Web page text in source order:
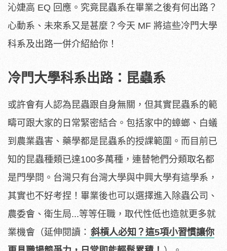
沁婕高 EQ 回應。究竟昆蟲系在畢業之後有何出路？
心動系、未來系又是甚麼？今天 MF 將這些冷門大學
科系及出路一併介紹給你！
冷門大學科系出路：昆蟲系
或許會有人認為昆蟲跟自身無關，但其實昆蟲系的範
疇可跟大家的日常緊密結合。包括家中的蟑螂、白蟻
到農業蟲害、藥學都是昆蟲系的授課範圍。而目前已
知的昆蟲種類已達100多萬種，連替牠們分類取名都
是門學問。台灣只有台灣大學與中興大學有這學系，
其實也不好考捏！畢業後也可以選擇進入除蟲公司、
農委會、衛生局...等等任職，取代性低也造就更多就
業機會（延伸閱讀： 斜槓人必知？這5項小習慣讓你
7
3
a
8
8
e
6
d
.
p
g
(
1
2
8
×
6
0
)
(
e
h
a